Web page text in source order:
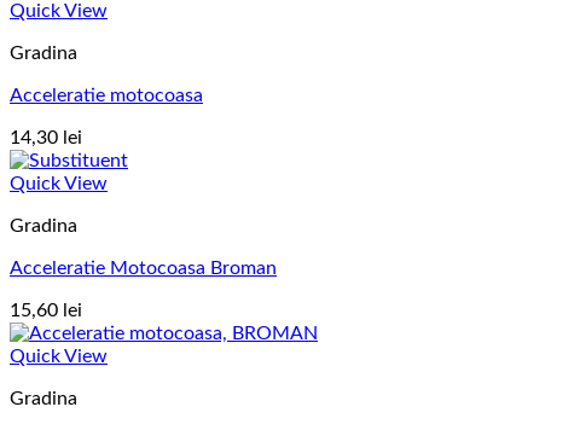
Quick View
Gradina
Acceleratie motocoasa
14,30 lei
Quick View
Gradina
Acceleratie Motocoasa Broman
15,60 lei
Quick View
Gradina